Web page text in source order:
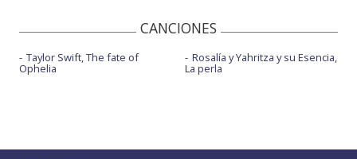
CANCIONES
Taylor Swift, The fate of
Ophelia
Rosalía y Yahritza y su Esencia,
La perla